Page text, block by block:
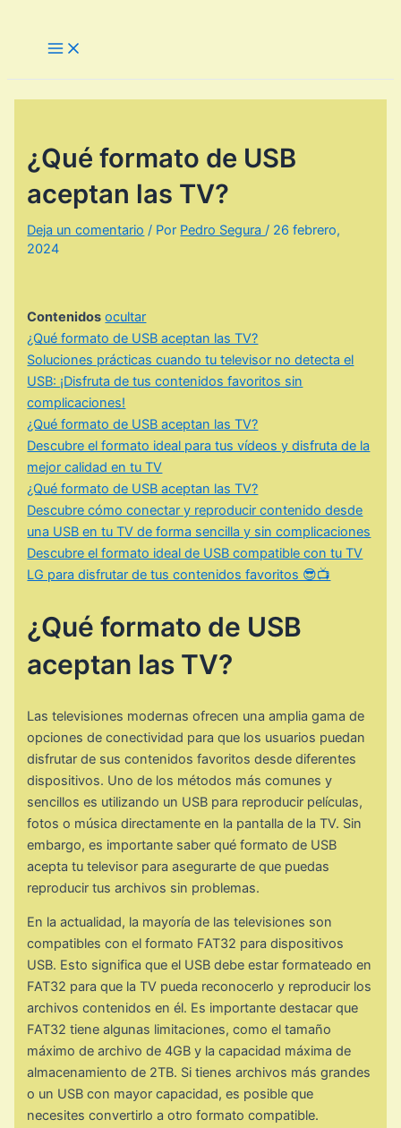
Main
Menu
¿Qué formato de USB
aceptan las TV?
Deja un comentario / Por Pedro Segura/ 26 febrero,
2024
Contenidos ocultar
¿Qué formato de USB aceptan las TV?
Soluciones prácticas cuando tu televisor no detecta el
USB: ¡Disfruta de tus contenidos favoritos sin
complicaciones!
¿Qué formato de USB aceptan las TV?
Descubre el formato ideal para tus vídeos y disfruta de la
mejor calidad en tu TV
¿Qué formato de USB aceptan las TV?
Descubre cómo conectar y reproducir contenido desde
una USB en tu TV de forma sencilla y sin complicaciones
Descubre el formato ideal de USB compatible con tu TV
LG para disfrutar de tus contenidos favoritos 😎📺
¿Qué formato de USB
aceptan las TV?
Las televisiones modernas ofrecen una amplia gama de
opciones de conectividad para que los usuarios puedan
disfrutar de sus contenidos favoritos desde diferentes
dispositivos. Uno de los métodos más comunes y
sencillos es utilizando un USB para reproducir películas,
fotos o música directamente en la pantalla de la TV. Sin
embargo, es importante saber qué formato de USB
acepta tu televisor para asegurarte de que puedas
reproducir tus archivos sin problemas.
En la actualidad, la mayoría de las televisiones son
compatibles con el formato FAT32 para dispositivos
USB. Esto significa que el USB debe estar formateado en
FAT32 para que la TV pueda reconocerlo y reproducir los
archivos contenidos en él. Es importante destacar que
FAT32 tiene algunas limitaciones, como el tamaño
máximo de archivo de 4GB y la capacidad máxima de
almacenamiento de 2TB. Si tienes archivos más grandes
o un USB con mayor capacidad, es posible que
necesites convertirlo a otro formato compatible.